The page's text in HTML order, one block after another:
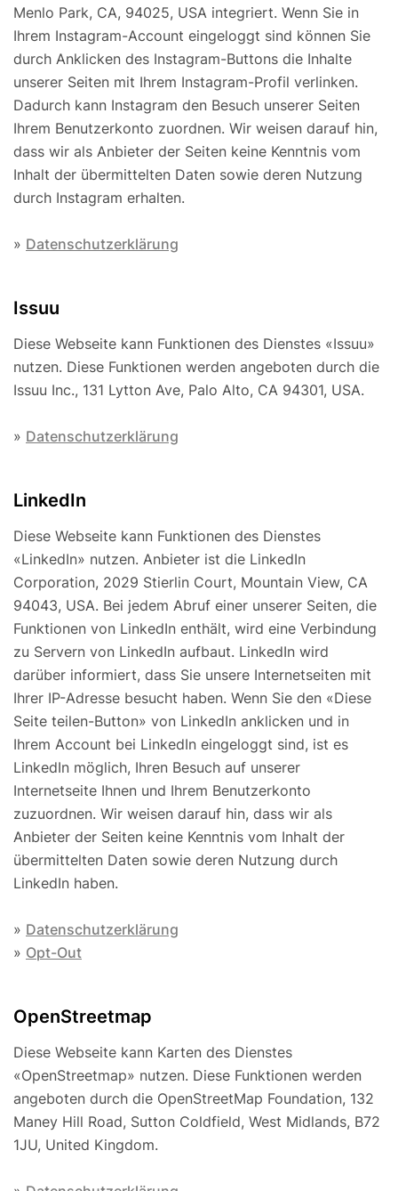
Menlo Park, CA, 94025, USA integriert. Wenn Sie in
Ihrem Instagram-Account eingeloggt sind können Sie
durch Anklicken des Instagram-Buttons die Inhalte
unserer Seiten mit Ihrem Instagram-Profil verlinken.
Dadurch kann Instagram den Besuch unserer Seiten
Ihrem Benutzerkonto zuordnen. Wir weisen darauf hin,
dass wir als Anbieter der Seiten keine Kenntnis vom
Inhalt der übermittelten Daten sowie deren Nutzung
durch Instagram erhalten.
» Datenschutzerklärung
Issuu
Diese Webseite kann Funktionen des Dienstes «Issuu»
nutzen. Diese Funktionen werden angeboten durch die
Issuu Inc., 131 Lytton Ave, Palo Alto, CA 94301, USA.
» Datenschutzerklärung
LinkedIn
Diese Webseite kann Funktionen des Dienstes
«LinkedIn» nutzen. Anbieter ist die LinkedIn
Corporation, 2029 Stierlin Court, Mountain View, CA
94043, USA. Bei jedem Abruf einer unserer Seiten, die
Funktionen von LinkedIn enthält, wird eine Verbindung
zu Servern von LinkedIn aufbaut. LinkedIn wird
darüber informiert, dass Sie unsere Internetseiten mit
Ihrer IP-Adresse besucht haben. Wenn Sie den «Diese
Seite teilen-Button» von LinkedIn anklicken und in
Ihrem Account bei LinkedIn eingeloggt sind, ist es
LinkedIn möglich, Ihren Besuch auf unserer
Internetseite Ihnen und Ihrem Benutzerkonto
zuzuordnen. Wir weisen darauf hin, dass wir als
Anbieter der Seiten keine Kenntnis vom Inhalt der
übermittelten Daten sowie deren Nutzung durch
LinkedIn haben.
» Datenschutzerklärung
» Opt-Out
OpenStreetmap
Diese Webseite kann Karten des Dienstes
«OpenStreetmap» nutzen. Diese Funktionen werden
angeboten durch die OpenStreetMap Foundation, 132
Maney Hill Road, Sutton Cold­field, West Midlands, B72
1JU, United Kingdom.